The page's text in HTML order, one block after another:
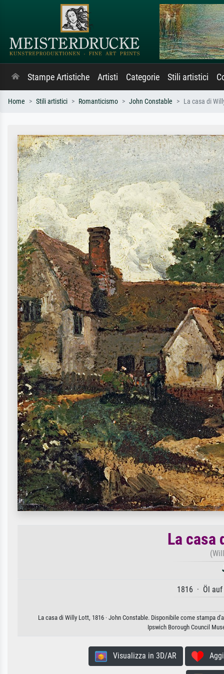
Stampe Artistiche Artisti Categorie Stili artistici
Home Stili artistici Romanticismo John Constable La casa di
La casa
1816 · Öl auf
La casa di Willy Lott, 1816 · John Constable. Disponibile come stampa
Ipswich Borough Council
Visualizza in 3D/AR